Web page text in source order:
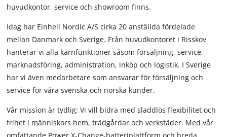
huvudkontor, service och showroom finns.
Idag har Einhell Nordic A/S cirka 20 anställda fördelade
mellan Danmark och Sverige. Från huvudkontoret i Risskov
hanterar vi alla kärnfunktioner såsom försäljning, service,
marknadsföring, administration, inköp och logistik. I Sverige
har vi även medarbetare som ansvarar för försäljning och
service för våra svenska och norska kunder.
Vår mission är tydlig: Vi vill bidra med sladdlös flexibilitet och
frihet i människors hem, trädgårdar och verkstäder. Med vår